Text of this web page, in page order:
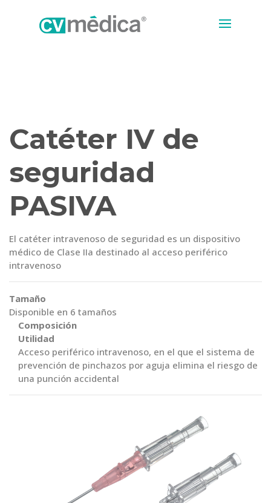
Catéter IV de
seguridad
PASIVA
El catéter intravenoso de seguridad es un dispositivo
médico de Clase IIa destinado al acceso periférico
intravenoso
Tamaño
Disponible en 6 tamaños
Composición
Utilidad
Acceso periférico intravenoso, en el que el sistema de
prevención de pinchazos por aguja elimina el riesgo de
una punción accidental